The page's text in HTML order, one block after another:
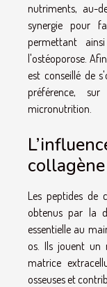
nutriments, au-
synergie pour
permettant
l'ostéoporose.
est conseillé de
préférence,
micronutrition.
Les peptides de
obtenus par la
essentielle au
os. Ils jouent un
matrice
osseuses et